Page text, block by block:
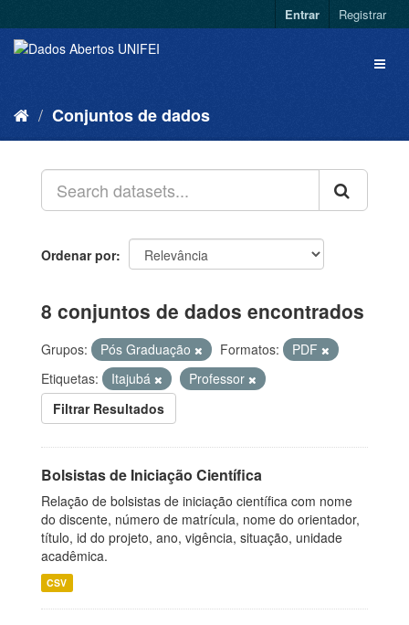
Entrar Registrar
Conjuntos de dados
Ordenar por
8 conjuntos de dados encontrados
Grupos: Pós Graduação Formatos:
PDF
Etiquetas:
Itajubá
Professor
Filtrar Resultados
Bolsistas de Iniciação Científica
Relação de bolsistas de iniciação científica com nome
do discente, número de matrícula, nome do orientador,
título, id do projeto, ano, vigência, situação, unidade
acadêmica.
CSV